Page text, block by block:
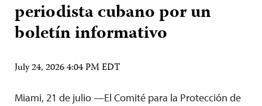
periodista cubano por un
boletín informativo
July 24, 2026 4:04 PM EDT
Miami, 21 de julio —El Comité para la Protección de